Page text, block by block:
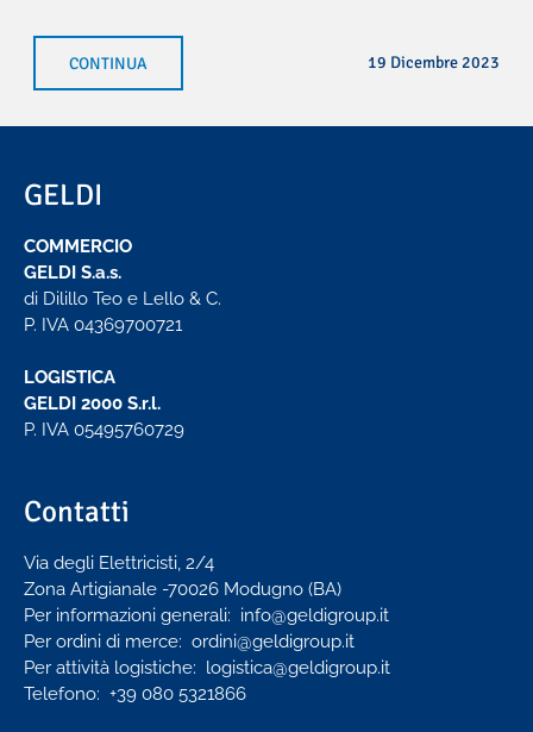
CONTINUA 19 Dicembre 2023
GELDI
COMMERCIO
GELDI S.a.s.
di Dilillo Teo e Lello & C.
P. IVA 04369700721
LOGISTICA
GELDI 2000 S.r.l.
P. IVA 05495760729
Contatti
Via degli Elettricisti, 2/4
Zona Artigianale -70026 Modugno (BA)
Per informazioni generali: info@geldigroup.it
Per ordini di merce: ordini@geldigroup.it
Per attività logistiche: logistica@geldigroup.it
Telefono: +39 080 5321866